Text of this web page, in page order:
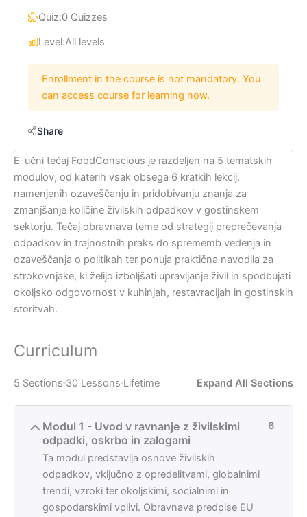
E-učni tečaj FoodConscious je razdeljen na 5 tematskih
modulov, od katerih vsak obsega 6 kratkih lekcij,
namenjenih ozaveščanju in pridobivanju znanja za
zmanjšanje količine živilskih odpadkov v gostinskem
sektorju. Tečaj obravnava teme od strategij preprečevanja
odpadkov in trajnostnih praks do sprememb vedenja in
ozaveščanja o politikah ter ponuja praktična navodila za
strokovnjake, ki želijo izboljšati upravljanje živil in spodbujati
okoljsko odgovornost v kuhinjah, restavracijah in gostinskih
storitvah.
Curriculum
5 Sections 30 Lessons Lifetime Expand All Sections
Modul 1 - Uvod v ravnanje z živilskimi
odpadki, oskrbo in zalogami
Ta modul predstavlja osnove živilskih
odpadkov, vključno z opredelitvami, globalnimi
trendi, vzroki ter okoljskimi, socialnimi in
gospodarskimi vplivi. Obravnava predpise EU
6
Quiz:0 Quizzes
Level:All levels
Enrollment in the course is not mandatory. You
can access course for learning now.
Share